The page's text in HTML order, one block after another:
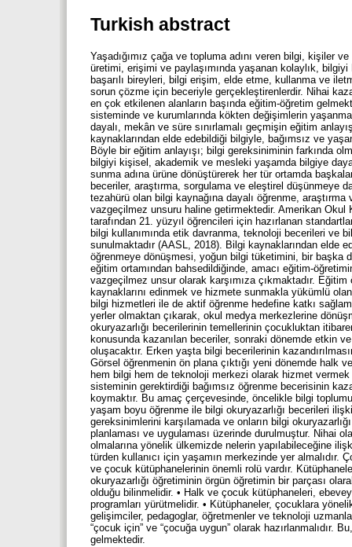
Turkish abstract
Yaşadığımız çağa ve topluma adını veren bilgi, kişiler
üretimi, erişimi ve paylaşımında yaşanan kolaylık,
başarılı bireyleri, bilgi erişim, elde etme, kullanma ve
sorun çözme için beceriyle gerçekleştirenlerdir. Nihai
en çok etkilenen alanların başında eğitim-öğretim
sisteminde ve kurumlarında kökten değişimlerin
dayalı, mekân ve süre sınırlamalı geçmişin eğitim
kaynaklarından elde edebildiği bilgiyle, bağımsız ve
Böyle bir eğitim anlayışı; bilgi gereksiniminin farkında
bilgiyi kişisel, akademik ve mesleki yaşamda bilgiye
sunma adına ürüne dönüştürerek her tür ortamda
beceriler, araştırma, sorgulama ve eleştirel düşünmeye
tezahürü olan bilgi kaynağına dayalı öğrenme,
vazgeçilmez unsuru haline getirmektedir. Amerikan
tarafından 21. yüzyıl öğrencileri için hazırlanan
bilgi kullanımında etik davranma, teknoloji becerileri ve
sunulmaktadır (AASL, 2018). Bilgi kaynaklarından elde
öğrenmeye dönüşmesi, yoğun bilgi tüketimini, bir başka
eğitim ortamından bahsedildiğinde, amacı eğitim-
vazgeçilmez unsur olarak karşımıza çıkmaktadır.
kaynaklarını edinmek ve hizmete sunmakla yükümlü
bilgi hizmetleri ile de aktif öğrenme hedefine katkı
yerler olmaktan çıkarak, okul medya merkezlerine
okuryazarlığı becerilerinin temellerinin çocukluktan
konusunda kazanılan beceriler, sonraki dönemde etkin
oluşacaktır. Erken yaşta bilgi becerilerinin
Görsel öğrenmenin ön plana çıktığı yeni dönemde halk
hem bilgi hem de teknoloji merkezi olarak hizmet vermek
sisteminin gerektirdiği bağımsız öğrenme becerisinin
koymaktır. Bu amaç çerçevesinde, öncelikle bilgi
yaşam boyu öğrenme ile bilgi okuryazarlığı becerileri
gereksinimlerini karşılamada ve onların bilgi
planlaması ve uygulaması üzerinde durulmuştur. Nihai
olmalarına yönelik ülkemizde nelerin yapılabileceğine
türden kullanıcı için yaşamın merkezinde yer
ve çocuk kütüphanelerinin önemli rolü vardır.
okuryazarlığı öğretiminin örgün öğretimin bir parçası
olduğu bilinmelidir. • Halk ve çocuk kütüphaneleri,
programları yürütmelidir. • Kütüphaneler, çocuklara
gelişimciler, pedagoglar, öğretmenler ve teknoloji
“çocuk için” ve “çocuğa uygun” olarak hazırlanmalıdır.
gelmektedir.